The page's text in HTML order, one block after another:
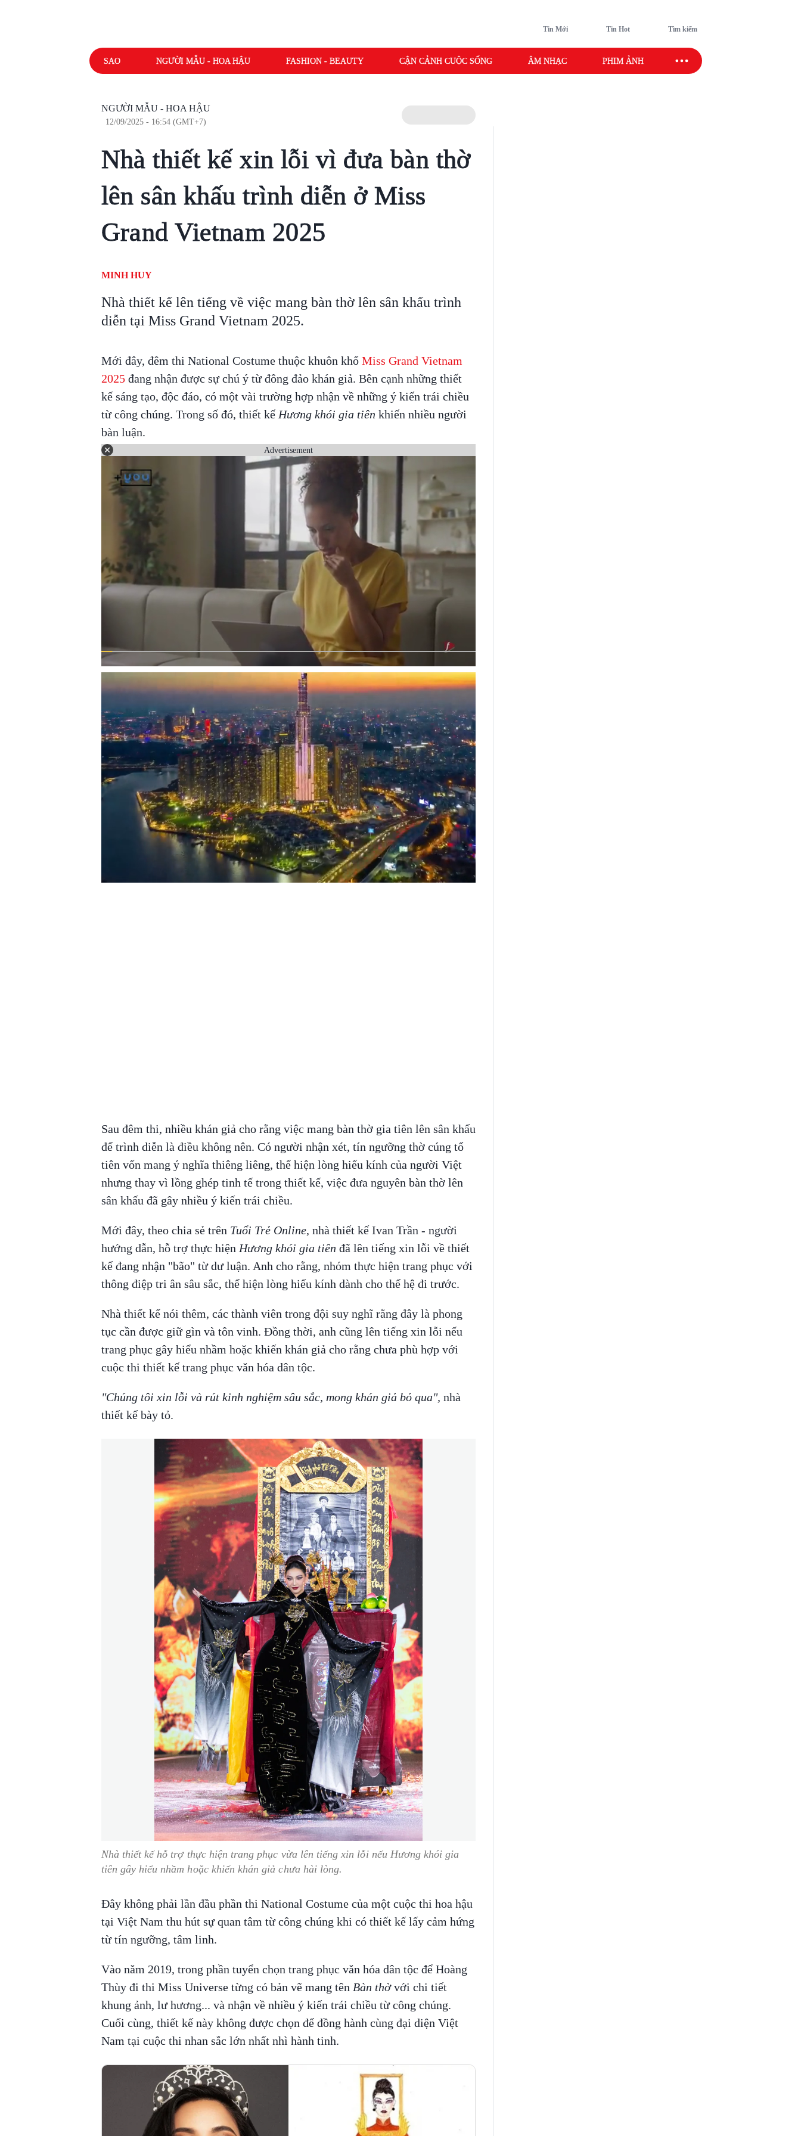
Tin Mới Tin Hot Tìm kiếm
SAO NGƯỜI MẪU - HOA HẬU FASHION - BEAUTY CẬN CẢNH CUỘC SỐNG ÂM NHẠC PHIM ẢNH SAO SPORT
NGƯỜI MẪU - HOA HẬU
12/09/2025 - 16:54 (GMT+7)
Nhà thiết kế xin lỗi vì đưa bàn thờ
lên sân khấu trình diễn ở Miss
Grand Vietnam 2025
MINH HUY
Nhà thiết kế lên tiếng về việc mang bàn thờ lên sân khấu trình
diễn tại Miss Grand Vietnam 2025.
Mới đây, đêm thi National Costume thuộc khuôn khổMiss Grand Vietnam
2025đang nhận được sự chú ý từ đông đảo khán giả. Bên cạnh những thiết
kế sáng tạo, độc đáo, có một vài trường hợp nhận về những ý kiến trái chiều
từ công chúng. Trong số đó, thiết kế Hương khói gia tiên khiến nhiều người
bàn luận.
Advertisement
Sau đêm thi, nhiều khán giả cho rằng việc mang bàn thờ gia tiên lên sân khấu
để trình diễn là điều không nên. Có người nhận xét, tín ngưỡng thờ cúng tổ
tiên vốn mang ý nghĩa thiêng liêng, thể hiện lòng hiếu kính của người Việt
nhưng thay vì lồng ghép tinh tế trong thiết kế, việc đưa nguyên bàn thờ lên
sân khấu đã gây nhiều ý kiến trái chiều.
Mới đây, theo chia sẻ trên Tuổi Trẻ Online, nhà thiết kế Ivan Trần - người
hướng dẫn, hỗ trợ thực hiện Hương khói gia tiên đã lên tiếng xin lỗi về thiết
kế đang nhận "bão" từ dư luận. Anh cho rằng, nhóm thực hiện trang phục với
thông điệp tri ân sâu sắc, thể hiện lòng hiếu kính dành cho thế hệ đi trước.
Nhà thiết kế nói thêm, các thành viên trong đội suy nghĩ rằng đây là phong
tục cần được giữ gìn và tôn vinh. Đồng thời, anh cũng lên tiếng xin lỗi nếu
trang phục gây hiểu nhầm hoặc khiến khán giả cho rằng chưa phù hợp với
cuộc thi thiết kế trang phục văn hóa dân tộc.
"Chúng tôi xin lỗi và rút kinh nghiệm sâu sắc, mong khán giả bỏ qua", nhà
thiết kế bày tỏ.
Nhà thiết kế hỗ trợ thực hiện trang phục vừa lên tiếng xin lỗi nếu Hương khói gia
tiên gây hiểu nhầm hoặc khiến khán giả chưa hài lòng.
Đây không phải lần đầu phần thi National Costume của một cuộc thi hoa hậu
tại Việt Nam thu hút sự quan tâm từ công chúng khi có thiết kế lấy cảm hứng
từ tín ngưỡng, tâm linh.
Vào năm 2019, trong phần tuyển chọn trang phục văn hóa dân tộc để Hoàng
Thùy đi thi Miss Universe từng có bản vẽ mang tên Bàn thờvới chi tiết
khung ảnh, lư hương... và nhận về nhiều ý kiến trái chiều từ công chúng.
Cuối cùng, thiết kế này không được chọn để đồng hành cùng đại diện Việt
Nam tại cuộc thi nhan sắc lớn nhất nhì hành tinh.